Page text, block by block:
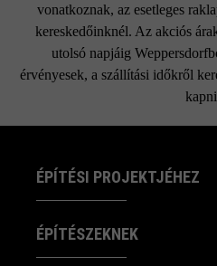
vonatkoznak, az esetleges
kereskedőinknél. Az akciós
utolsó napjáig
érvényesek, a szállítási időkről
ÉPÍTÉSI PROJEKTJÉHEZ
ÉPÍTÉSZEKNEK